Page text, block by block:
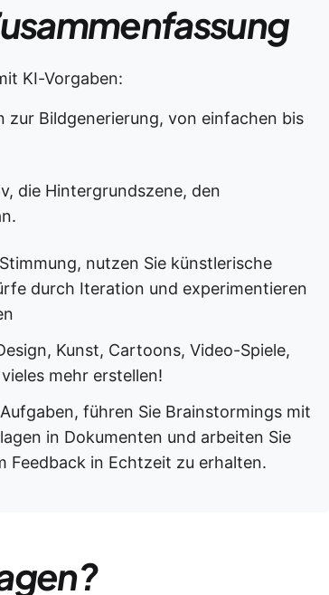
KI-Vorgaben:
zur Bildgenerierung, von einfachen bis
die Hintergrundszene, den
nutzen Sie künstlerische
durch Iteration und experimentieren
Kunst, Cartoons, Video-Spiele,
mehr erstellen!
führen Sie Brainstormings mit
in Dokumenten und arbeiten Sie
Feedback in Echtzeit zu erhalten.